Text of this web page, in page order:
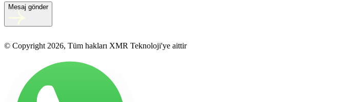
Mesaj gönder
© Copyright 2026, Tüm hakları XMR Teknoloji'ye aittir